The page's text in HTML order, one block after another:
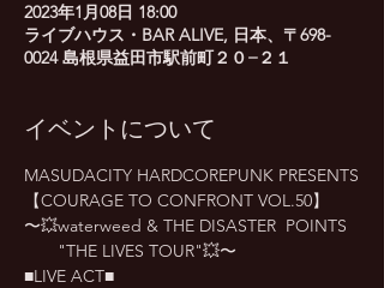
2023年1月08日 18:00
ライブハウス・BAR ALIVE, 日本、〒698-
0024 島根県益田市駅前町２０−２１
イベントについて
MASUDACITY HARDCOREPUNK PRESENTS
【COURAGE TO CONFRONT VOL.50】
〜💥waterweed & THE DISASTER  POINTS
"THE LIVES TOUR"💥〜
■LIVE ACT■